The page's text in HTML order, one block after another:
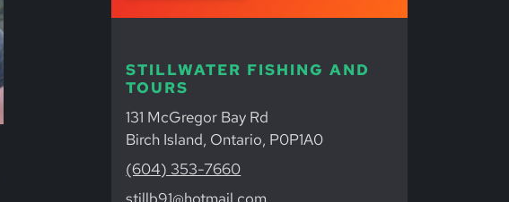
STILLWATER FISHING AND
TOURS
131 McGregor Bay Rd
Birch Island, Ontario, P0P1A0
(604) 353-7660